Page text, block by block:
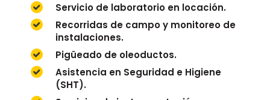
Servicio de laboratorio en locación.
Recorridas de campo y monitoreo de
instalaciones.
Pigüeado de oleoductos.
Asistencia en Seguridad e Higiene
(SHT).